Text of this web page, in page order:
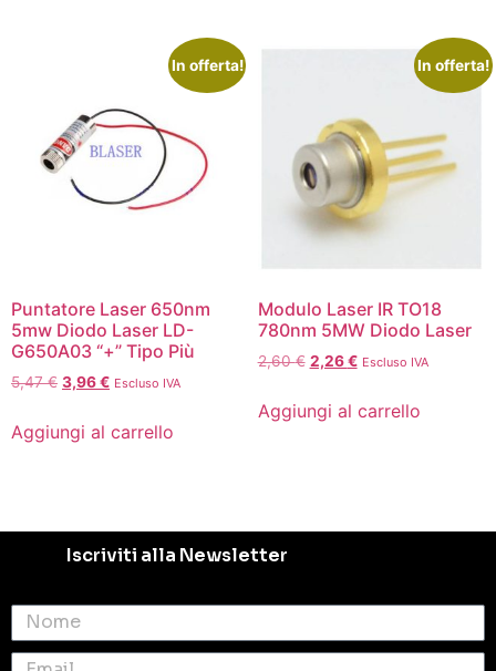
In offerta!
Puntatore Laser 650nm
5mw Diodo Laser LD-
G650A03 “+” Tipo Più
5,47€ 3,96€ Escluso IVA
Aggiungi al carrello
In offerta!
Modulo Laser IR TO18
780nm 5MW Diodo Laser
2,60€ 2,26€ Escluso IVA
Aggiungi al carrello
Iscriviti alla Newsletter